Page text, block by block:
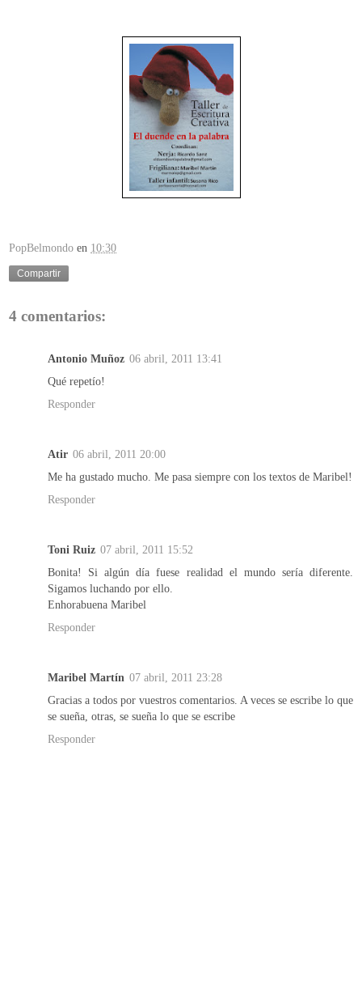
PopBelmondo en 10:30
Compartir
4 comentarios:
Antonio Muñoz 06 abril, 2011 13:41
Qué repetío!
Responder
Atir 06 abril, 2011 20:00
Me ha gustado mucho. Me pasa siempre con los textos de Maribel!
Responder
Toni Ruiz 07 abril, 2011 15:52
Bonita! Si algún día fuese realidad el mundo sería diferente.
Sigamos luchando por ello.
Enhorabuena Maribel
Responder
Maribel Martín 07 abril, 2011 23:28
Gracias a todos por vuestros comentarios. A veces se escribe lo que
se sueña, otras, se sueña lo que se escribe
Responder